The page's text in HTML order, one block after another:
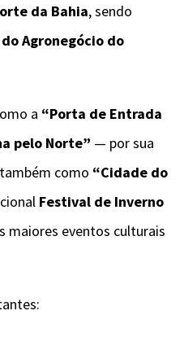
da Bahia, sendo
Agronegócio do
a “Porta de Entrada
pelo Norte” — por sua
como “Cidade do
Festival de Inverno
maiores eventos culturais